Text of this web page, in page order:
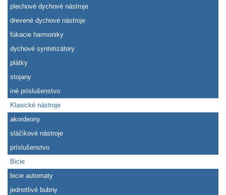
plechové dychové nástroje
drevené dychové nástroje
fúkacie harmoniky
dychové syntetizátory
plátky
stojany
iné príslušenstvo
Klasické nástroje
akordeony
sláčikové nástroje
príslušenstvo
Bicie
bicie automaty
jednotlivé bubny